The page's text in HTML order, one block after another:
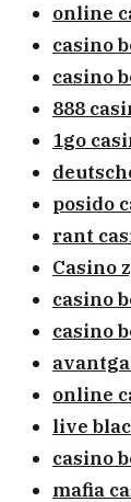
online
casino
casino
888
1go
posido
rant
Casino
casino
casino
online
live
casino
mafia